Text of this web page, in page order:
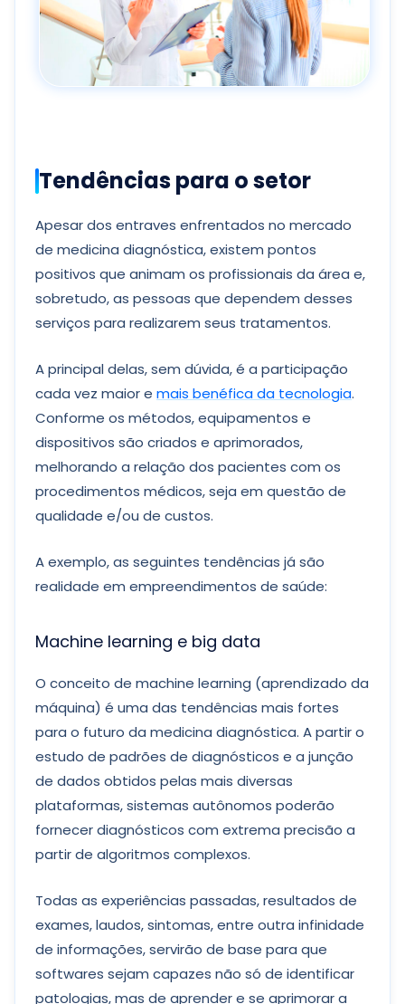
Tendências para o setor
Apesar dos entraves enfrentados no mercado
de medicina diagnóstica, existem pontos
positivos que animam os profissionais da área e,
sobretudo, as pessoas que dependem desses
serviços para realizarem seus tratamentos.
A principal delas, sem dúvida, é a participação
cada vez maior e mais benéfica da tecnologia.
Conforme os métodos, equipamentos e
dispositivos são criados e aprimorados,
melhorando a relação dos pacientes com os
procedimentos médicos, seja em questão de
qualidade e/ou de custos.
A exemplo, as seguintes tendências já são
realidade em empreendimentos de saúde:
Machine learning e big data
O conceito de machine learning (aprendizado da
máquina) é uma das tendências mais fortes
para o futuro da medicina diagnóstica. A partir o
estudo de padrões de diagnósticos e a junção
de dados obtidos pelas mais diversas
plataformas, sistemas autônomos poderão
fornecer diagnósticos com extrema precisão a
partir de algoritmos complexos.
Todas as experiências passadas, resultados de
exames, laudos, sintomas, entre outra infinidade
de informações, servirão de base para que
softwares sejam capazes não só de identificar
patologias, mas de aprender e se aprimorar a